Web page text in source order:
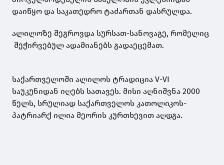
დაიწყო და საკათედრო ტაძართან დასრულდა.
ალილოზე შეგროვდა სურსათ-სანოვაგე, რომელიც
შეჭირვებულ ადამიანებს გადაეცემათ.
საქართველოში ალილოს ტრადიცია V-VI
საუკუნიდან იღებს სათავეს. მისი აღნიშვნა 2000
წელს, სრულიად საქართველოს კათოლიკოს-
პატრიარქ ილია მეორის კურთხევით აღდგა.